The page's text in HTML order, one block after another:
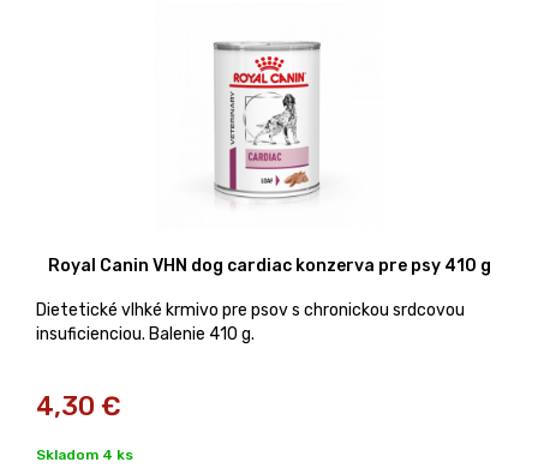
Royal Canin VHN dog cardiac konzerva pre psy 410 g
Dietetické vlhké krmivo pre psov s chronickou srdcovou
insuficienciou. Balenie 410 g.
4,30 €
Skladom 4 ks